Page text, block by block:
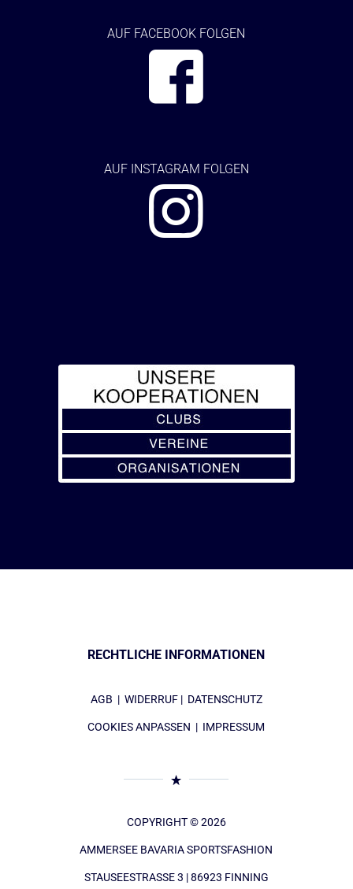
AUF FACEBOOK FOLGEN
AUF INSTAGRAM FOLGEN
RECHTLICHE INFORMATIONEN
AGB | WIDERRUF| DATENSCHUTZ
COOKIES ANPASSEN | IMPRESSUM
COPYRIGHT © 2026
AMMERSEE BAVARIA SPORTSFASHION
STAUSEESTRASSE 3 | 86923 FINNING